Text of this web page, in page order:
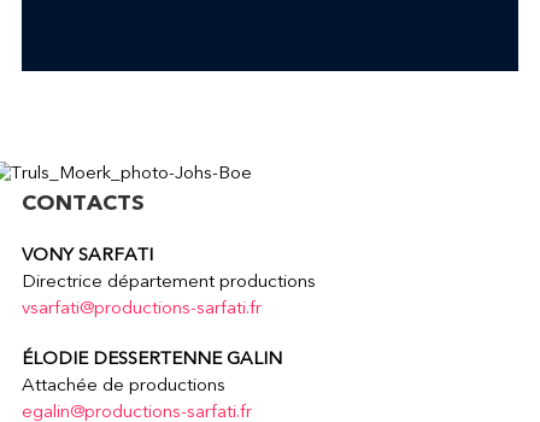
CONTACTS
VONY SARFATI
Directrice département productions
vsarfati@productions-sarfati.fr
ÉLODIE DESSERTENNE GALIN
Attachée de productions
egalin@productions-sarfati.fr